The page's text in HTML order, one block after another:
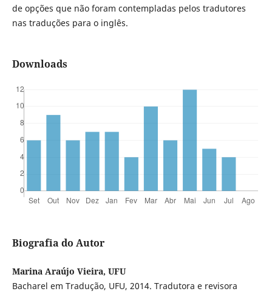
de opções que não foram contempladas pelos tradutores
nas traduções para o inglês.
Downloads
Biografia do Autor
Marina Araújo Vieira, UFU
Bacharel em Tradução, UFU, 2014. Tradutora e revisora